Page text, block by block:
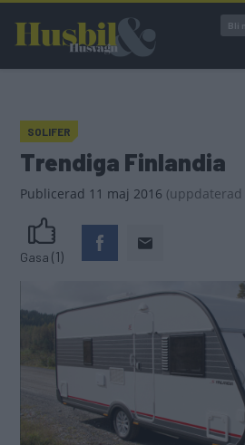
huvudinnehåll
Bli
SOLIFER
Trendiga Finlandia
Publicerad 11 maj 2016 (uppdaterad
Gasa (1)